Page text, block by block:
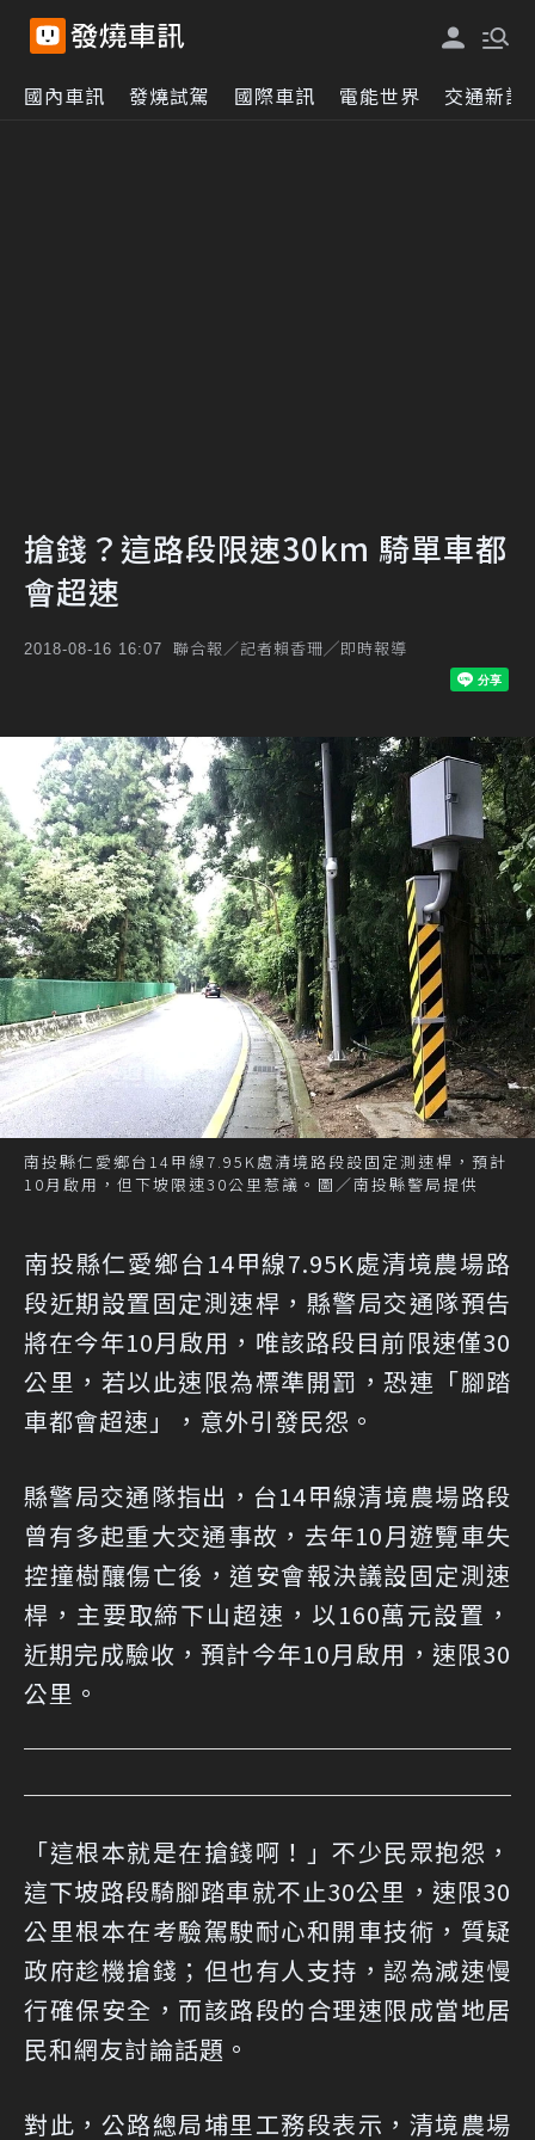
國內車訊 發燒試駕 國際車訊 電能世界 交通新訊
搶錢？這路段限速30km 騎單車都
會超速
2018-08-16 16:07 聯合報／記者賴香珊╱即時報導
南投縣仁愛鄉台14甲線7.95K處清境路段設固定測速桿，預計
10月啟用，但下坡限速30公里惹議。圖／南投縣警局提供
南投縣仁愛鄉台14甲線7.95K處清境農場路
段近期設置固定測速桿，縣警局交通隊預告
將在今年10月啟用，唯該路段目前限速僅30
公里，若以此速限為標準開罰，恐連「腳踏
車都會超速」，意外引發民怨。
縣警局交通隊指出，台14甲線清境農場路段
曾有多起重大交通事故，去年10月遊覽車失
控撞樹釀傷亡後，道安會報決議設固定測速
桿，主要取締下山超速，以160萬元設置，
近期完成驗收，預計今年10月啟用，速限30
公里。
「這根本就是在搶錢啊！」不少民眾抱怨，
這下坡路段騎腳踏車就不止30公里，速限30
公里根本在考驗駕駛耐心和開車技術，質疑
政府趁機搶錢；但也有人支持，認為減速慢
行確保安全，而該路段的合理速限成當地居
民和網友討論話題。
對此，公路總局埔里工務段表示，清境農場